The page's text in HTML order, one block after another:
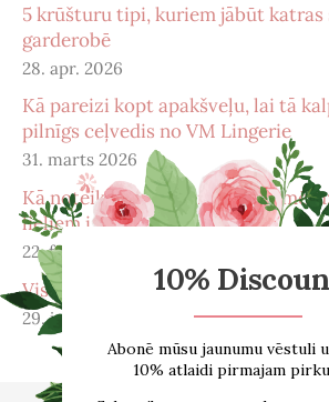
5 krūšturu tipi, kuriem jābūt katras
garderobē
28. apr. 2026
Kā pareizi kopt apakšveļu, lai tā
pilnīgs ceļvedis no VM Lingerie
31. marts 2026
Kā noteikt pareizu krūštura
lieliem izmēriem
22. febr. 2026
Viss, ko vēlējies zināt par
29. janv. 2026